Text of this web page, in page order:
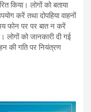
किया। लोगों को बताया
करें तथा दोपहिया वाहनों
फोन पर पर बात न करें
को जानकारी दी गई
की गति पर नियंत्रण